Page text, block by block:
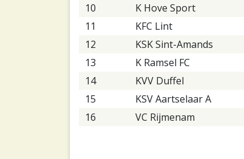
10
K Hove Sport
11
KFC Lint
12
KSK Sint-Amands
13
K Ramsel FC
14
KVV Duffel
15
KSV Aartselaar A
16
VC Rijmenam